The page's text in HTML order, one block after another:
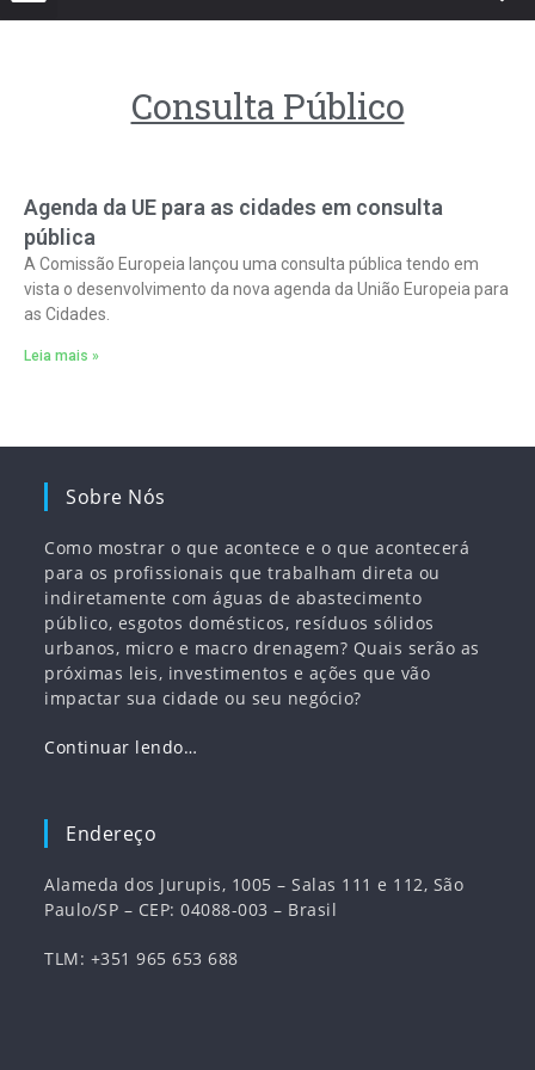
Consulta Público
Agenda da UE para as cidades em consulta
pública
A Comissão Europeia lançou uma consulta pública tendo em
vista o desenvolvimento da nova agenda da União Europeia para
as Cidades.
Leia mais »
Sobre Nós
Como mostrar o que acontece e o que acontecerá
para os profissionais que trabalham direta ou
indiretamente com águas de abastecimento
público, esgotos domésticos, resíduos sólidos
urbanos, micro e macro drenagem? Quais serão as
próximas leis, investimentos e ações que vão
impactar sua cidade ou seu negócio?
Continuar lendo…
Endereço
Alameda dos Jurupis, 1005 – Salas 111 e 112, São
Paulo/SP – CEP: 04088-003 – Brasil
TLM: +351 965 653 688